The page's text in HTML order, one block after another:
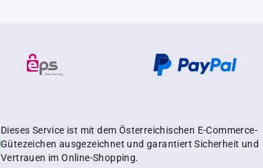
Dieses Service ist mit dem Österreichischen E-Commerce-
Gütezeichen ausgezeichnet und garantiert Sicherheit und
Vertrauen im Online-Shopping.